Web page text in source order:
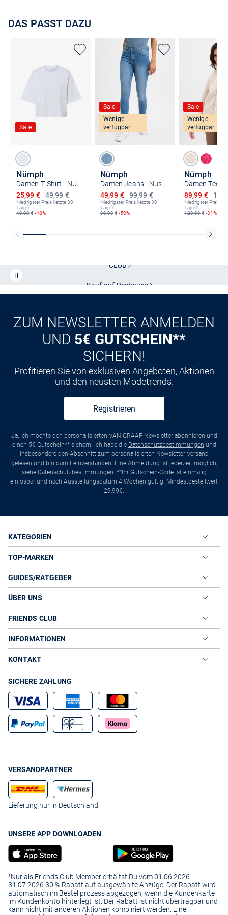
DAS PASST DAZU
Sale
Nümph
Damen T-Shirt - NUFleura
49,99 €
Ermäßigter Preis
25,99 €
Niedrigster Preis (letzte 30
Tage):
49,99€ -48%
Sale
Wenige
verfügbar
Nümph
99,99 €
Ermäßigter Preis
49,99 €
Niedrigster Preis (letzte 30
Tage):
99,99€ -50%
Sale
Wenige
verfügbar
Nümph
Ermäßigter
89,99 €
Niedrigster Preis
Tage):
129,99€ -31%
CLUB
ZUM NEWSLETTER ANMELDEN
UND 5€ GUTSCHEIN**
SICHERN!
Profitieren Sie von exklusiven Angeboten, Aktionen
und den neusten Modetrends.
Registrieren
Ja, ich möchte den personalisierten VAN GRAAF Newsletter abonnieren und
einen 5€ Gutschein** sichern. Ich habe die Datenschutzbestimmungen und
insbesondere den Abschnitt zum personalisierten Newsletter-Versand
gelesen und bin damit einverstanden. Eine Abmeldung ist jederzeit möglich,
siehe Datenschutzbestimmungen. **Ihr Gutschein-Code ist einmalig
einlösbar und nach Ausstellungsdatum 4 Wochen gültig. Mindestbestellwert
29,99€.
KATEGORIEN
TOP-MARKEN
GUIDES/RATGEBER
ÜBER UNS
FRIENDS CLUB
INFORMATIONEN
KONTAKT
SICHERE ZAHLUNG
VERSANDPARTNER
Lieferung nur in Deutschland
UNSERE APP DOWNLOADEN
¹Nur als Friends Club Member erhältst Du vom 01.06.2026 -
31.07.2026 30 % Rabatt auf ausgewählte Anzüge. Der Rabatt wird
automatisch im Bestellprozess abgezogen, wenn die Kundenkarte
im Kundenkonto hinterlegt ist. Der Rabatt ist nicht übertragbar und
kann nicht mit anderen Aktionen kombiniert werden. Eine